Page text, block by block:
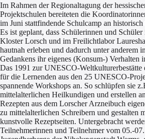
Im Rahmen der Regionaltagung der
Projektschulen bereiteten die
im Juni stattfindende Schulcamp an historisch
Es ist geplant, dass Schülerinnen und Schüler
Kloster Lorsch und im Freilichtlabor
hautnah erleben und dadurch unter anderem
Gedankens ihr eigenes (Konsum-) Verhalten
Das 1991 zur UNESCO-Weltkulturerbestätte
für die Lernenden aus den 25 UNESCO-
spannende Workshops an. So schlüpfen sie
mittelalterlichen Heilkundigen und erstellen
Rezepten aus dem Lorscher Arzneibuch
zu mittelalterlichen Schreibern und gestalten
kunstvolle Rezeptseiten. Untergebracht
Teilnehmerinnen und Teilnehmer vom 05.-